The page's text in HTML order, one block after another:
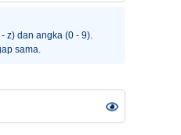
z) dan angka (0 - 9).
sama.